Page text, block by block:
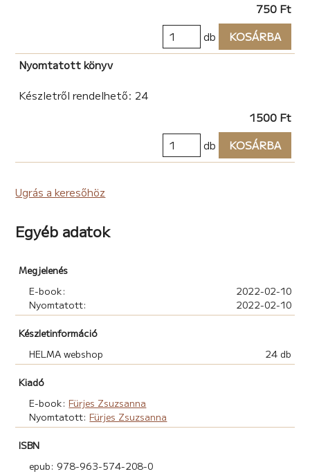
750 Ft
db
KOSÁRBA
Nyomtatott könyv
Készletről rendelhető: 24
1500 Ft
db
KOSÁRBA
Ugrás a keresőhöz
Egyéb adatok
Megjelenés
E-book:
2022-02-10
Nyomtatott:
2022-02-10
Készletinformáció
HELMA webshop
24 db
Kiadó
E-book: Fürjes Zsuzsanna
Nyomtatott: Fürjes Zsuzsanna
ISBN
epub: 978-963-574-208-0